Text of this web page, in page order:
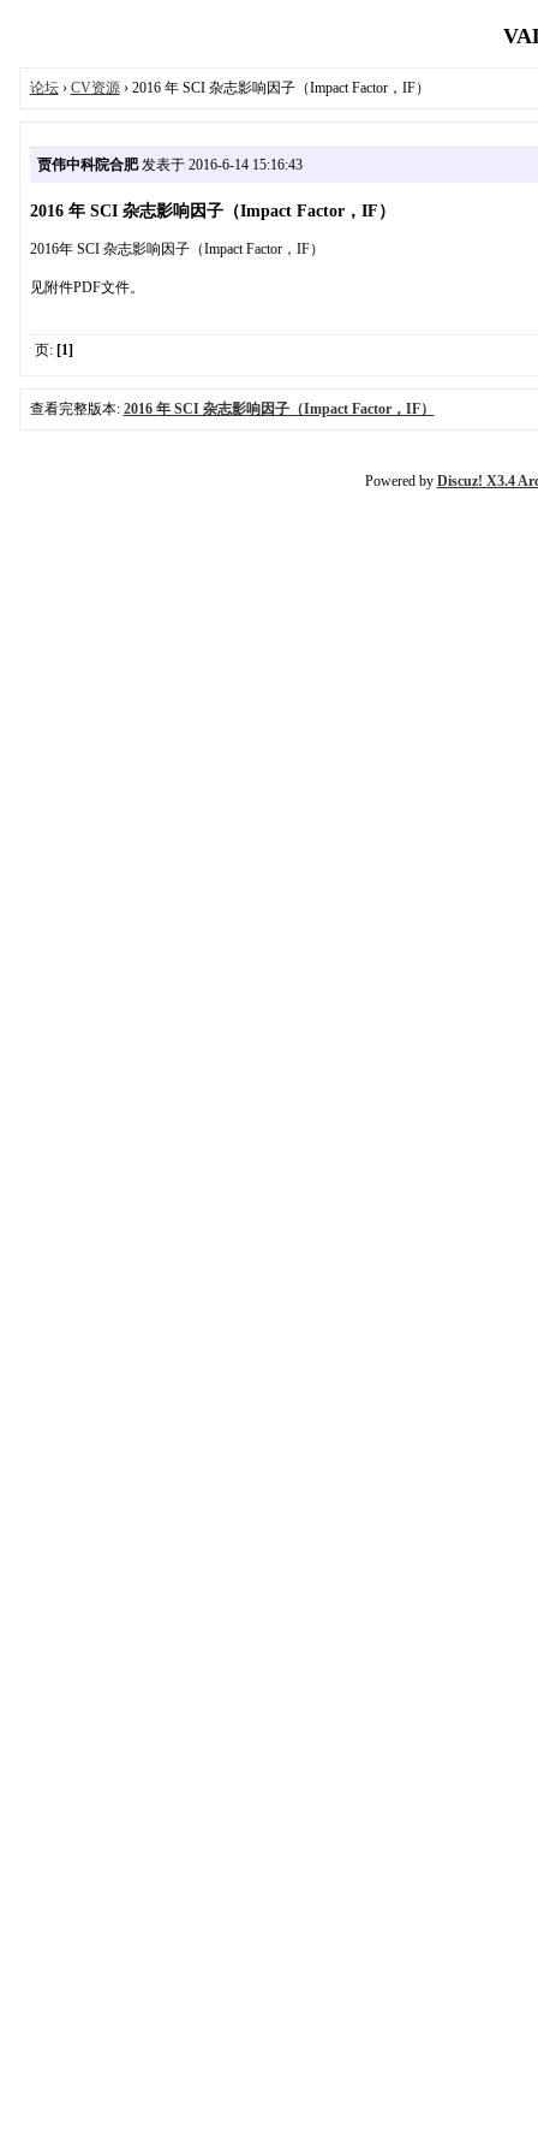
论坛› CV资源› 2016 年 SCI 杂志影响因子（Impact Factor，IF）
贾伟中科院合肥发表于 2016-6-14 15:16:43
2016 年 SCI 杂志影响因子（Impact Factor，IF）
2016年 SCI 杂志影响因子（Impact Factor，IF）
见附件PDF文件。
页: [1]
查看完整版本: 2016 年 SCI 杂志影响因子（Impact Factor，IF）
Powered by Discuz! X3.4